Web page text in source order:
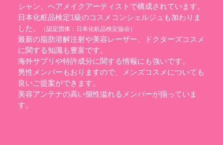
シャン、ヘアメイクアーティストで構成されています。
日本化粧品検定1級のコスメコンシェルジュも加わりま
した。
（認定団体： 日本化粧品検定協会）
最新の脂肪溶解注射や美容レーザー、ドクターズコスメ
に関する知識も豊富です。
海外サプリや特許成分に関する情報にも強いです。
男性メンバーもおりますので、メンズコスメについても
良いご提案ができます。
美容アンテナの高い個性溢れるメンバーが揃っていま
す。